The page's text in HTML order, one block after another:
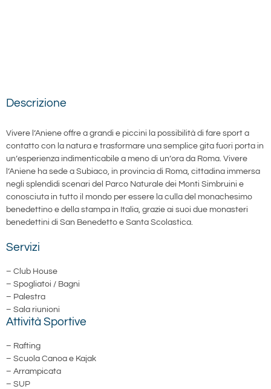
Descrizione
Vivere l’Aniene offre a grandi e piccini la possibilità di fare sport a
contatto con la natura e trasformare una semplice gita fuori porta in
un’esperienza indimenticabile a meno di un’ora da Roma. Vivere
l’Aniene ha sede a Subiaco, in provincia di Roma, cittadina immersa
negli splendidi scenari del Parco Naturale dei Monti Simbruini e
conosciuta in tutto il mondo per essere la culla del monachesimo
benedettino e della stampa in Italia, grazie ai suoi due monasteri
benedettini di San Benedetto e Santa Scolastica.
Servizi
– Club House
– Spogliatoi / Bagni
– Palestra
– Sala riunioni
Attività Sportive
– Rafting
– Scuola Canoa e Kajak
– Arrampicata
– SUP